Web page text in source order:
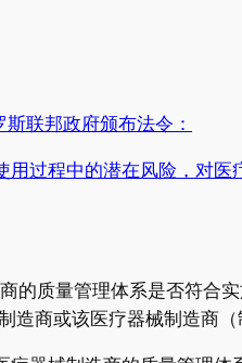
联邦政府颁布法令：
用过程中的潜在风险，对
质量管理体系是否符合
商或该医疗器械制造商（